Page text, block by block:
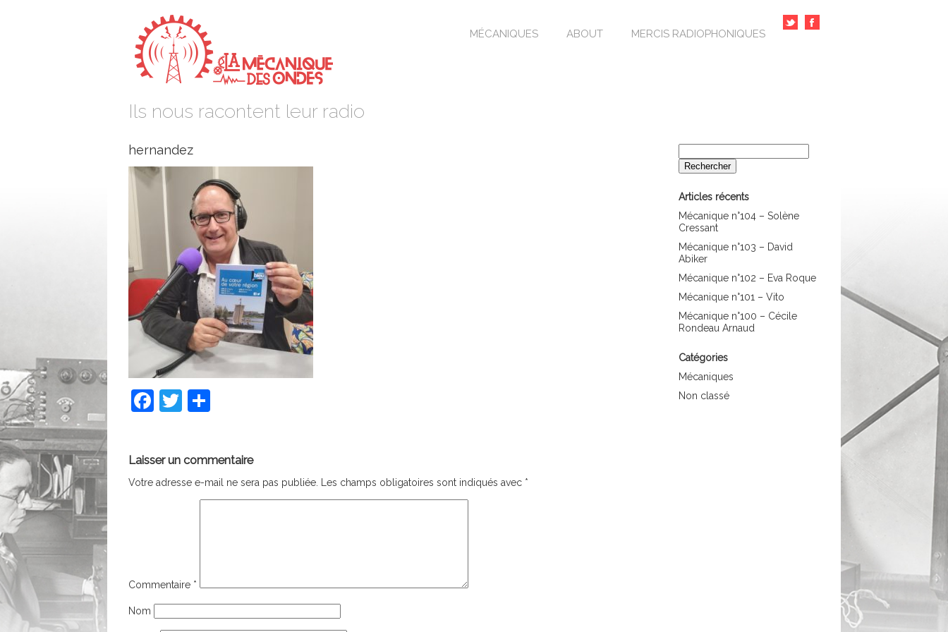
MÉCANIQUES ABOUT MERCIS RADIOPHONIQUES
Ils nous racontent leur radio
hernandez
Facebook
Twitter
Laisser un commentaire
Votre adresse e-mail ne sera pas publiée. Les champs obligatoires sont indiqués avec *
Commentaire *
Nom
Articles récents
Mécanique n°104 – Solène
Cressant
Mécanique n°103 – David
Abiker
Mécanique n°102 – Eva Roque
Mécanique n°101 – Vito
Mécanique n°100 – Cécile
Rondeau Arnaud
Catégories
Mécaniques
Non classé